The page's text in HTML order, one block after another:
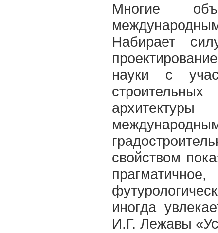
Многие
Набирает
науки с
свойством
иногда
И.Г. Лежавы